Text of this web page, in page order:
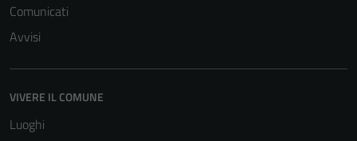
Comunicati
Avvisi
VIVERE IL COMUNE
Luoghi